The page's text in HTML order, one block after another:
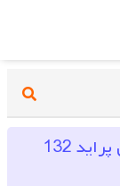
علت صدای شبیه آب هنگام ترمز گرفتن پراید 132